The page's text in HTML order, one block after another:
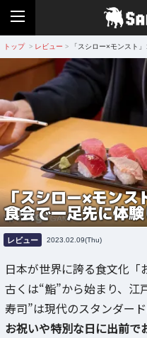
トップ > レビュー > 「スシロー×モンスト
「スシロー×モンス
食会で一足先に体
レビュー 2023.02.09(Thu)
日本が世界に誇る食文化「
古くは“鮨”から始まり、江
寿司”は現代のスタンダード
お祝いや特別な日に出前で